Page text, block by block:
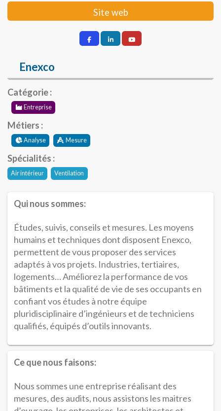
Site web
Enexco
Catégorie :
Entreprise
Métiers :
Analyse Mesure
Spécialités :
Air intérieur Ventilation
Qui nous sommes:
Études, suivis, conseils et mesures. Les moyens
humains et techniques dont disposent Enexco,
permettent de vous proposer des services
adaptés à vos projets. Industries, tertiaires,
logements… Améliorez la performance de vos
bâtiments et la qualité de vie de ses occupants en
confiant vos études à notre équipe
pluridisciplinaire d’ingénieurs et de techniciens
qualifiés, équipés d’outils innovants.
Ce que nous faisons:
Nous sommes une entreprise réalisant des
mesures, des audits, nous assistons les maitres